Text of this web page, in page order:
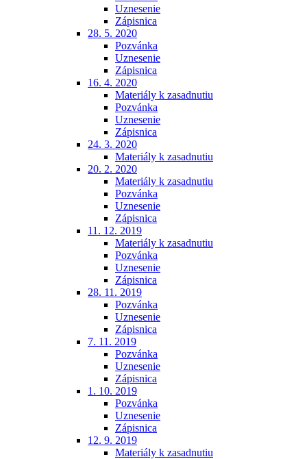
Uznesenie
Zápisnica
28. 5. 2020
Pozvánka
Uznesenie
Zápisnica
16. 4. 2020
Materiály k zasadnutiu
Pozvánka
Uznesenie
Zápisnica
24. 3. 2020
Materiály k zasadnutiu
20. 2. 2020
Materiály k zasadnutiu
Pozvánka
Uznesenie
Zápisnica
11. 12. 2019
Materiály k zasadnutiu
Pozvánka
Uznesenie
Zápisnica
28. 11. 2019
Pozvánka
Uznesenie
Zápisnica
7. 11. 2019
Pozvánka
Uznesenie
Zápisnica
1. 10. 2019
Pozvánka
Uznesenie
Zápisnica
12. 9. 2019
Materiály k zasadnutiu